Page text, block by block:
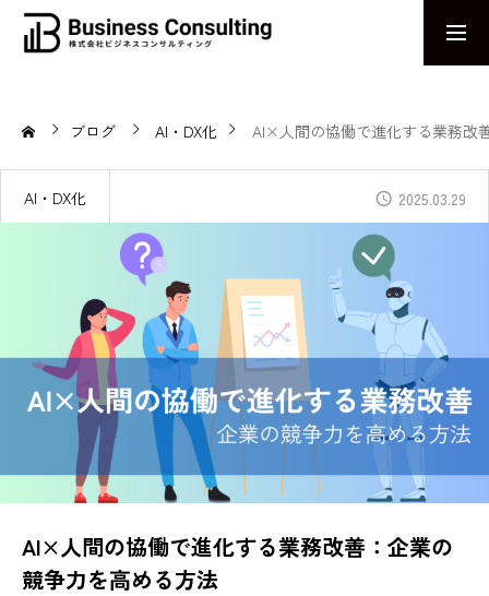
感じる力で、未来のビジネスを捉える。AIとDXで革新を導く姿勢
ABOUT US
企業の課題解決に終わりはない
AIワークハックCAMP
業務効率化を実現するためのeラーニングプログラム
求人AIナビ
拡散力と求心力に長けた求人サービス
中小企業の管理者・従業員向けの実践的労務研修プログラム
ブログ AI・DX化 AI×人間の協働で進化する業務改
AI・DX化 2025.03.29
AI×人間の協働で進化する業務改善：企業の
競争力を高める方法